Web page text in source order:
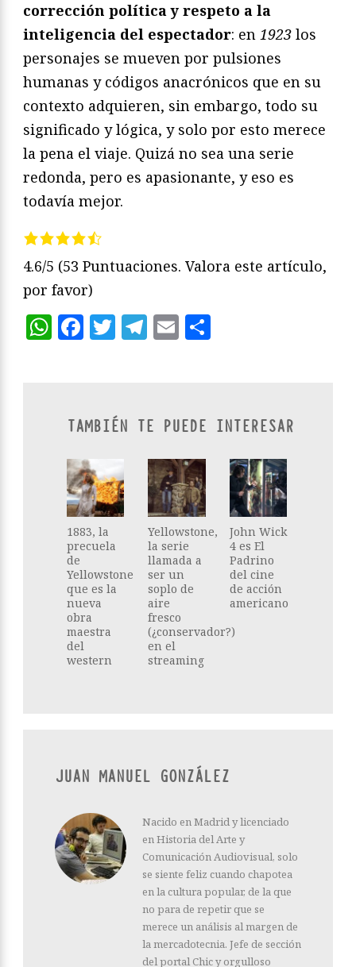
corrección política y respeto a la
inteligencia del espectador: en 1923 los
personajes se mueven por pulsiones
humanas y códigos anacrónicos que en su
contexto adquieren, sin embargo, todo su
significado y lógica, y solo por esto merece
la pena el viaje. Quizá no sea una serie
redonda, pero es apasionante, y eso es
todavía mejor.
4.6/5 (53 Puntuaciones. Valora este artículo,
por favor)
WhatsApp
Facebook
Twitter
Telegram
Email
TAMBIÉN TE PUEDE INTERESAR
1883, la
precuela
de
Yellowstone
que es la
nueva
obra
maestra
del
western
Yellowstone,
la serie
llamada a
ser un
soplo de
aire
fresco
(¿conservador?)
en el
streaming
John Wick
4 es El
Padrino
del cine
de acción
americano
JUAN MANUEL GONZÁLEZ
Nacido en Madrid y licenciado
en Historia del Arte y
Comunicación Audiovisual, solo
se siente feliz cuando chapotea
en la cultura popular, de la que
no para de repetir que se
merece un análisis al margen de
la mercadotecnia. Jefe de sección
del portal Chic y orgulloso